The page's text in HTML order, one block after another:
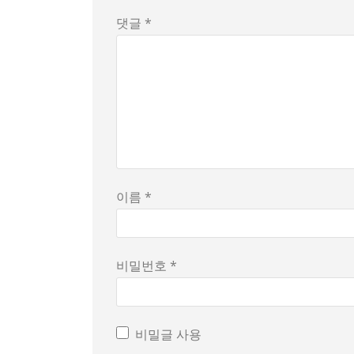
댓글 *
이름 *
비밀번호 *
비밀글 사용